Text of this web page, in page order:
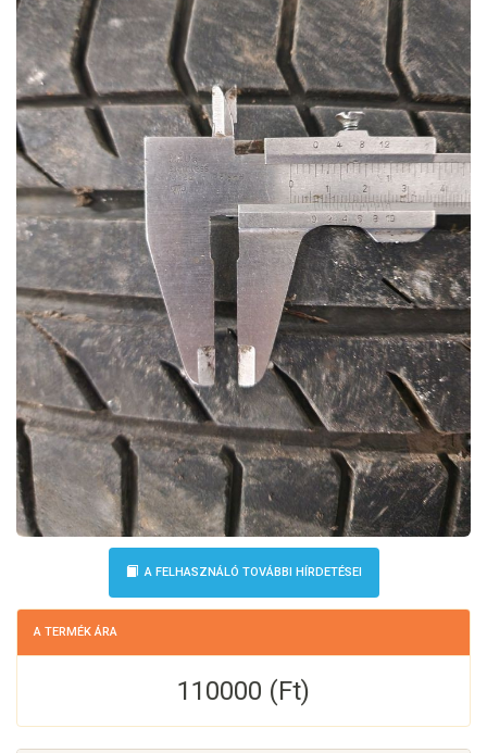
A FELHASZNÁLÓ TOVÁBBI HÍRDETÉSEI
A TERMÉK ÁRA
110000 (Ft)